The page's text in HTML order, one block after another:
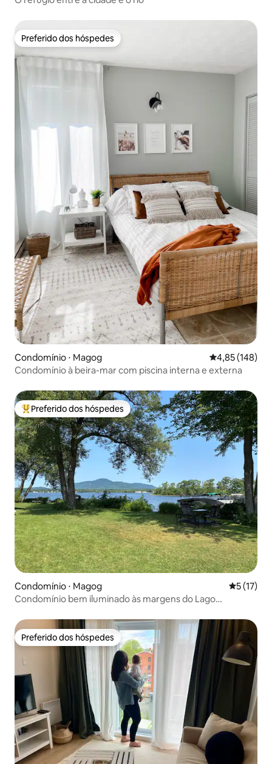
Preferido dos hóspedes
Preferido dos hóspedes
Condomínio ⋅ Magog 4,85 de uma
4,85 (148)
Condomínio à beira-mar com piscina interna e externa
Entre os melhores preferidos dos hóspedes
Preferido dos hóspedes
Condomínio ⋅ Magog 5 de uma
5 (17)
Condomínio bem iluminado às margens do Lago
Preferido dos hóspedes
Preferido dos hóspedes